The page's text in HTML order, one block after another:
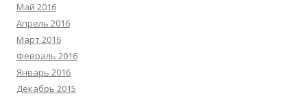
Май 2016
Апрель 2016
Март 2016
Февраль 2016
Январь 2016
Декабрь 2015